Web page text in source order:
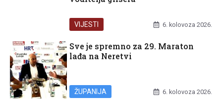
VIJESTI 6. kolovoza 2026.
Sve je spremno za 29. Maraton
lađa na Neretvi
ŽUPANIJA 6. kolovoza 2026.